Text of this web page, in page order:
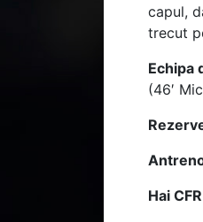
capul,
trecut
Echipa
(46′
Hai